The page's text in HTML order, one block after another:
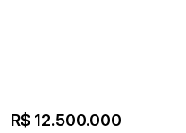
R$ 12.500.000